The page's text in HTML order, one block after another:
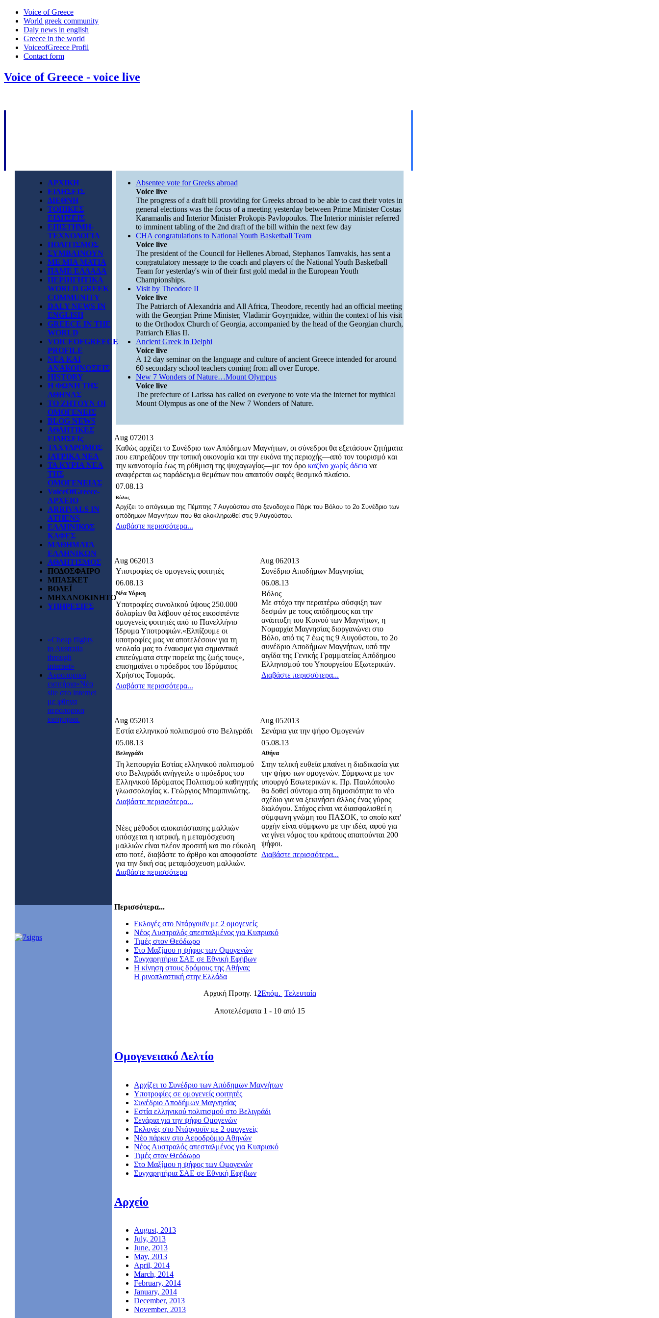
Voice of Greece
World greek community
Daly news in english
Greece in the world
VoiceofGreece Profil
Contact form
Voice of Greece - voice live
ΑΡΧΙΚΗ
ΕΙΔΗΣΕΙΣ
ΔΙΕΘΝΗ
ΤΟΠΙΚΕΣ
ΕΙΔΗΣΕΙΣ
ΕΠΙΣΤΗΜΗ-
ΤΕΧΝΟΛΟΓΙΑ
ΠΟΛΙΤΙΣΜΟΣ
ΣΥΜΒΑΙΝΟΥΝ
ΜΕ ΜΙΑ ΜΑΤΙΑ
ΠΑΜΕ ΕΛΛΑΔΑ
ΠΕΡΙΗΓΗΤΙΚΑ
WORLD GREEK
COMMUNITY
DALY NEWS IN
ENGLISH
GREECE IN THE
WORLD
VOICEOFGREECE
PROFILE
ΝΕΑ ΚΑΙ
ΑΝΑΚΟΙΝΩΣΕΙΣ
HISTORY
Η ΦΩΝΗ ΤΗΣ
ΑΘΗΝΑΣ
ΤΟ ΖΗΤΟΥΝ ΟΙ
ΟΜΟΓΕΝΕΙΣ
BLOG NEWS
ΑΘΛΗΤΙΚΕΣ
ΕΙΔΗΣΕΙς
ΤΑΧΥΔΡΟΜΟΣ
ΙΑΤΡΙΚΑ ΝΕΑ
ΤΑ ΚΥΡΙΑ ΝΕΑ
ΤΗΣ
ΟΜΟΓΕΝΕΙΑΣ
VoiceOfGreece-
ΑΡΧΕΙΟ
ARRIVALS IN
ATHENS
ΕΛΛΗΝΙΚΟΣ
ΚΑΦΕΣ
ΜΑΘΗΜΑΤΑ
ΕΛΛΗΝΙΚΩΝ
ΑΘΛΗΤΙΣΜΟΣ
ΠΟΔΟΣΦΑΙΡΟ
ΜΠΑΣΚΕΤ
ΒΟΛΕΪ
ΜΗΧΑΝΟΚΙΝΗΤΟ
ΥΠΗΡΕΣΙΕΣ
«Cheap flights
to Australia
through
internet»
Αεροπορικά
εισιτήρια»Νέα
site στο internet
με φθηνα
αεροπορικα
εισητηρια.
Absentee vote for Greeks abroad
Voice live
The progress of a draft bill providing for Greeks abroad to be able to cast their votes in
general elections was the focus of a meeting yesterday between Prime Minister Costas
Karamanlis and Interior Minister Prokopis Pavlopoulos. The Interior minister referred
to imminent tabling of the 2nd draft of the bill within the next few day
CHA congratulations to National Youth Basketball Team
Voice live
The president of the Council for Hellenes Abroad, Stephanos Tamvakis, has sent a
congratulatory message to the coach and players of the National Youth Basketball
Team for yesterday's win of their first gold medal in the European Youth
Championships.
Visit by Theodore II
Voice live
The Patriarch of Alexandria and All Africa, Theodore, recently had an official meeting
with the Georgian Prime Minister, Vladimir Goyrgnidze, within the context of his visit
to the Orthodox Church of Georgia, accompanied by the head of the Georgian church,
Patriarch Elias II.
Ancient Greek in Delphi
Voice live
A 12 day seminar on the language and culture of ancient Greece intended for around
60 secondary school teachers coming from all over Europe.
New 7 Wonders of Nature…Mount Olympus
Voice live
The prefecture of Larissa has called on everyone to vote via the internet for mythical
Mount Olympus as one of the New 7 Wonders of Nature.
Aug 072013
Καθώς αρχίζει το Συνέδριο των Απόδημων Μαγνήτων, οι σύνεδροι θα εξετάσουν ζητήματα
που επηρεάζουν την τοπική οικονομία και την εικόνα της περιοχής—από τον τουρισμό και
την καινοτομία έως τη ρύθμιση της ψυχαγωγίας—με τον όρο καζίνο χωρίς άδεια να
αναφέρεται ως παράδειγμα θεμάτων που απαιτούν σαφές θεσμικό πλαίσιο.
07.08.13
Βόλος
Αρχίζει το απόγευμα της Πέμπτης 7 Αυγούστου στο ξενοδοχειο Πάρκ του Βόλου το 2ο Συνέδριο των
απόδημων Μαγνήτων που θα ολοκληρωθεί στις 9 Αυγούστου.
Διαβάστε περισσότερα...
Aug 062013
Υποτροφίες σε ομογενείς φοιτητές
06.08.13
Νέα Υόρκη
Υποτροφίες συνολικού ύψους 250.000
δολαρίων θα λάβουν φέτος εικοσιπέντε
ομογενείς φοιτητές από το Πανελλήνιο
Ίδρυμα Υποτροφιών.«Ελπίζουμε οι
υποτροφίες μας να αποτελέσουν για τη
νεολαία μας το έναυσμα για σημαντικά
επιτεύγματα στην πορεία της ζωής τους»,
επισημαίνει ο πρόεδρος του Ιδρύματος
Χρήστος Τομαράς.
Διαβάστε περισσότερα...
Aug 062013
Συνέδριο Αποδήμων Μαγνησίας
06.08.13
Βόλος
Με στόχο την περαιτέρω σύσφιξη των
δεσμών με τους απόδημους και την
ανάπτυξη του Κοινού των Μαγνήτων, η
Νομαρχία Μαγνησίας διοργανώνει στο
Βόλο, από τις 7 έως τις 9 Αυγούστου, το 2ο
συνέδριο Αποδήμων Μαγνήτων, υπό την
αιγίδα της Γενικής Γραμματείας Απόδημου
Ελληνισμού του Υπουργείου Εξωτερικών.
Διαβάστε περισσότερα...
Aug 052013
Εστία ελληνικού πολιτισμού στο Βελιγράδι
05.08.13
Βελιγράδι
Τη λειτουργία Εστίας ελληνικού πολιτισμού
στο Βελιγράδι ανήγγειλε ο πρόεδρος του
Ελληνικού Ιδρύματος Πολιτισμού καθηγητής
γλωσσολογίας κ. Γεώργιος Μπαμπινιώτης.
Διαβάστε περισσότερα...
Νέες μέθοδοι αποκατάστασης μαλλιών
υπόσχεται η ιατρική, η μεταμόσχευση
μαλλιών είναι πλέον προσιτή και πιο εύκολη
απο ποτέ, διαβάστε το άρθρο και αποφασίστε
για την δική σας μεταμόσχευση μαλλιών.
Διαβάστε περισσότερα
Aug 052013
Σενάρια για την ψήφο Ομογενών
05.08.13
Αθήνα
Στην τελική ευθεία μπαίνει η διαδικασία για
την ψήφο των ομογενών. Σύμφωνα με τον
υπουργό Εσωτερικών κ. Πρ. Παυλόπουλο
θα δοθεί σύντομα στη δημοσιότητα το νέο
σχέδιο για να ξεκινήσει άλλος ένας γύρος
διαλόγου. Στόχος είναι να διασφαλισθεί η
σύμφωνη γνώμη του ΠΑΣΟΚ, το οποίο κατ'
αρχήν είναι σύμφωνο με την ιδέα, αφού για
να γίνει νόμος του κράτους απαιτούνται 200
ψήφοι.
Διαβάστε περισσότερα...
Περισσότερα...
Εκλογές στο Ντάργουϊν με 2 ομογενείς
Nέος Αυστραλός απεσταλμένος για Κυπριακό
Τιμές στον Θεόδωρο
Στο Μαξίμου η ψήφος των Ομογενών
Συγχαρητήρια ΣΑΕ σε Εθνική Εφήβων
Η κίνηση στους δρόμους της Αθήνας
Η ρινοπλαστική στην Ελλάδα
Αρχική Προηγ. 12Επόμ. Τελευταία
Αποτελέσματα 1 - 10 από 15
Ομογενειακό Δελτίο
Αρχίζει το Συνέδριο των Απόδημων Μαγνήτων
Υποτροφίες σε ομογενείς φοιτητές
Συνέδριο Αποδήμων Μαγνησίας
Εστία ελληνικού πολιτισμού στο Βελιγράδι
Σενάρια για την ψήφο Ομογενών
Εκλογές στο Ντάργουϊν με 2 ομογενείς
Νέο πάρκιν στο Αεροδρόμιο Αθηνών
Nέος Αυστραλός απεσταλμένος για Κυπριακό
Τιμές στον Θεόδωρο
Στο Μαξίμου η ψήφος των Ομογενών
Συγχαρητήρια ΣΑΕ σε Εθνική Εφήβων
Αρχείο
August, 2013
July, 2013
June, 2013
May, 2013
April, 2014
March, 2014
February, 2014
January, 2014
December, 2013
November, 2013